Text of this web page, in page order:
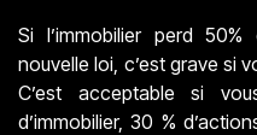
Si l’immobilier perd
nouvelle loi, c’est grave si
C’est acceptable si
d’immobilier, 30 %